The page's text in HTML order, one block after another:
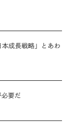
成長戦略」とあわ
必要だ